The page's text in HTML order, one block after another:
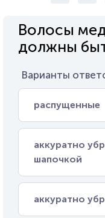
Волосы
должны
Варианты
распущенные
аккуратно
шапочкой
аккуратно